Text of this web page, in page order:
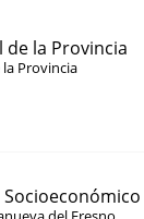
de la Provincia
Provincia